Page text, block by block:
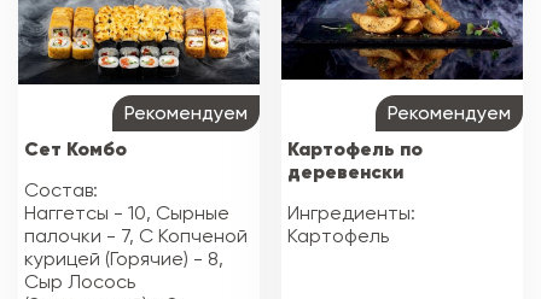
Рекомендуем
Сет Комбо
Состав:
Наггетсы - 10, Сырные
палочки - 7, С Копченой
курицей (Горячие) - 8,
Сыр Лосось
Рекомендуем
Картофель по
деревенски
Ингредиенты:
Картофель